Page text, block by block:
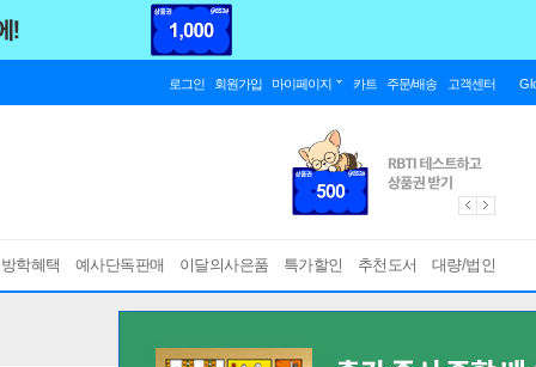
로그인 회원가입 마이페이지 카트 주문/배송 고객센터
학혜택 예사단독판매 이달의사은품 특가할인 추천도서 대량/법인